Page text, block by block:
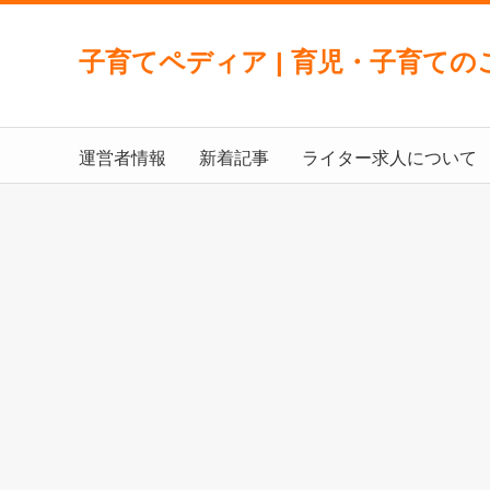
子育てペディア | 育児・子育て
運営者情報 新着記事 ライター求人について